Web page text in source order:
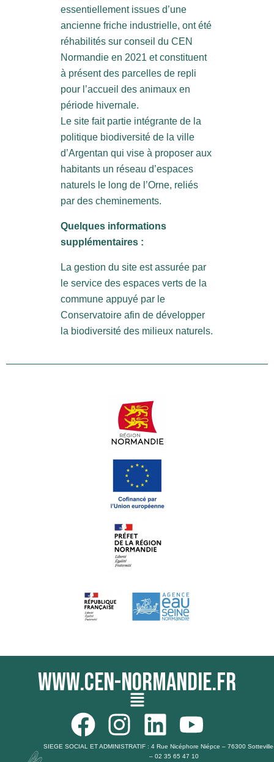
essentiellement issues d’une
ancienne friche industrielle, ont été
réhabilités sur conseil du CEN
Normandie en 2021 et constituent
à présent des parcelles de repli
pour l’accueil des animaux en
période hivernale.
Le site fait partie intégrante de la
politique biodiversité de la ville
d’Argentan qui vise à proposer aux
habitants un réseau d’espaces
naturels le long de l’Orne, reliés
par des cheminements.
Quelques informations
supplémentaires :
La gestion du site est assurée par
le service des espaces verts de la
commune appuyé par le
Conservatoire afin de développer
la biodiversité des milieux naturels.
www.cen-normandie.fr
Menu
F
a
I
n
L
i
Y
o
SIEGE SOCIAL ET ADMINISTRATIF : 4 Rue Nicéphore Niépce – 76300
– 02 35 65 47 10